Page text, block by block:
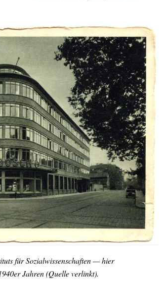
für Sozialwissenschaften — hier
Jahren (Quelle verlinkt).